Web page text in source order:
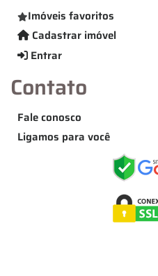
Imóveis favoritos
Cadastrar imóvel
Entrar
Contato
Fale conosco
Ligamos para você